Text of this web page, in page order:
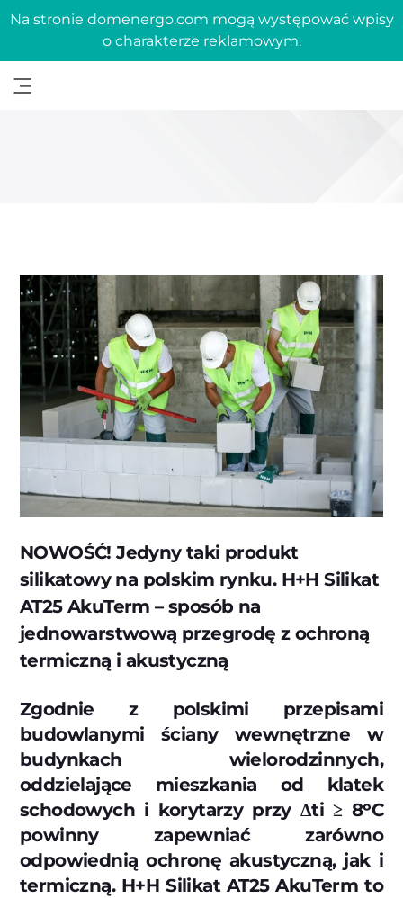
Na stronie domenergo.com mogą występować wpisy
o charakterze reklamowym.
NOWOŚĆ! Jedyny taki produkt
silikatowy na polskim rynku. H+H Silikat
AT25 AkuTerm – sposób na
jednowarstwową przegrodę z ochroną
termiczną i akustyczną
Zgodnie z polskimi przepisami
budowlanymi ściany wewnętrzne w
budynkach wielorodzinnych,
oddzielające mieszkania od klatek
schodowych i korytarzy przy Δti ≥ 8ᵒC
powinny zapewniać zarówno
odpowiednią ochronę akustyczną, jak i
termiczną. H+H Silikat AT25 AkuTerm to